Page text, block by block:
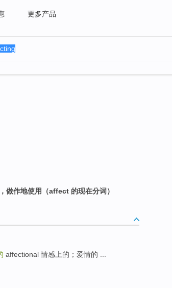
更多产品
做作地使用（affect 的现在分词）
affectional 情感上的；爱情的 ...